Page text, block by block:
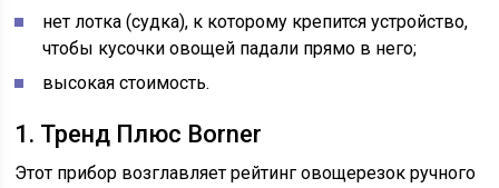
нет лотка (судка), к которому крепится устройство,
чтобы кусочки овощей падали прямо в него;
высокая стоимость.
1. Тренд Плюс Borner
Этот прибор возглавляет рейтинг овощерезок ручного